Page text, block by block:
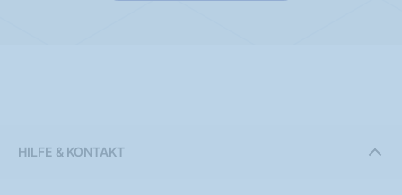
HILFE & KONTAKT